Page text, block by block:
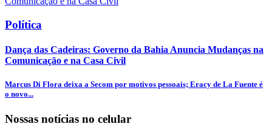
Política
Dança das Cadeiras: Governo da Bahia Anuncia Mudanças na
Comunicação e na Casa Civil
Marcus Di Flora deixa a Secom por motivos pessoais; Eracy de La Fuente é
o novo...
Nossas notícias no celular